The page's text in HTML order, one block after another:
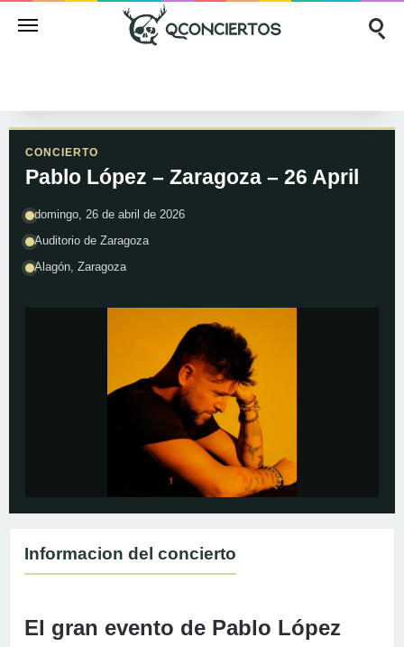
CONCIERTO
Pablo López – Zaragoza – 26 April
domingo, 26 de abril de 2026
Auditorio de Zaragoza
Alagón, Zaragoza
Informacion del concierto
El gran evento de Pablo López